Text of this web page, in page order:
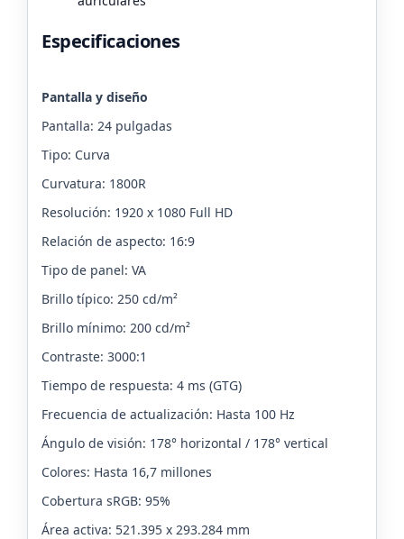
Especificaciones
Pantalla y diseño
Pantalla: 24 pulgadas
Tipo: Curva
Curvatura: 1800R
Resolución: 1920 x 1080 Full HD
Relación de aspecto: 16:9
Tipo de panel: VA
Brillo típico: 250 cd/m²
Brillo mínimo: 200 cd/m²
Contraste: 3000:1
Tiempo de respuesta: 4 ms (GTG)
Frecuencia de actualización: Hasta 100 Hz
Ángulo de visión: 178° horizontal / 178° vertical
Colores: Hasta 16,7 millones
Cobertura sRGB: 95%
Área activa: 521.395 x 293.284 mm